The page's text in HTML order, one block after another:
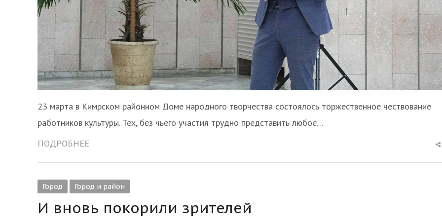
23 марта в Кимрском районном Доме народного творчества состоялось торжественное чествование
работников культуры. Тех, без чьего участия трудно представить любое…
ПОДРОБНЕЕ
Город Город и район
И вновь покорили зрителей